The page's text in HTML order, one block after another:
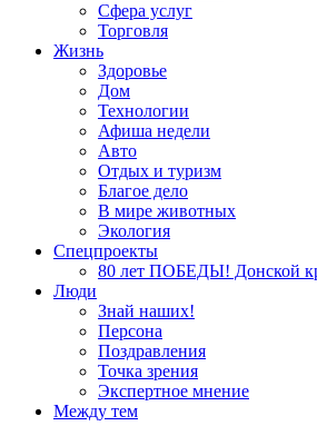
Сфера услуг
Торговля
Жизнь
Здоровье
Дом
Технологии
Афиша недели
Авто
Отдых и туризм
Благое дело
В мире животных
Экология
Спецпроекты
80 лет ПОБЕДЫ! Донской
Люди
Знай наших!
Персона
Поздравления
Точка зрения
Экспертное мнение
Между тем